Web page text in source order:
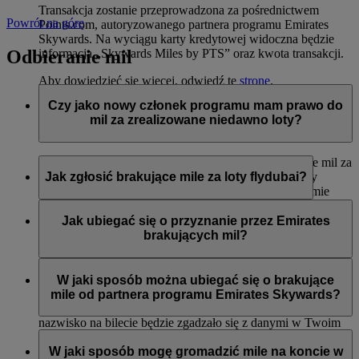
Transakcja zostanie przeprowadzona za pośrednictwem
Points.com, autoryzowanego partnera programu Emirates
Skywards. Na wyciągu karty kredytowej widoczna będzie
informacja „Skywards Miles by PTS” oraz kwota transakcji.
Aby dowiedzieć się więcej, odwiedź tę stronę.
Powrót na górę
Odbieranie mil
Czy jako nowy członek programu mam prawo do
mil za zrealizowane niedawno loty?
Tak, nowi członkowie mogą wnioskować o przyznanie mil za
loty liniami Emirates, flydubai oraz Qantas, które miały
miejsce do dwóch miesięcy przed rejestracją w programie
Emirates Skywards.
Jednak każda inna transakcja, np. loty z innymi liniami
zrealizowane przed rejestracją nie będą uprawniać do
przyznania lub pomnożenia mil.
Jak zgłosić brakujące mile za loty flydubai?
wniosek na stronie flydubai.com.
Jak ubiegać się o przyznanie przez Emirates
brakujących mil?
wniosek online. Mile można uzyskać tylko za kwalifikujące
się loty odbyte w ciągu sześciu miesięcy od daty podróży. Od
nazwisko na bilecie będzie zgadzało się z danymi w Twoim
W jaki sposób można ubiegać się o brakujące
mile od partnera programu Emirates Skywards?
zostało zasilone w ciągu trzech tygodni od daty transakcji.
W jaki sposób mogę gromadzić mile na koncie w